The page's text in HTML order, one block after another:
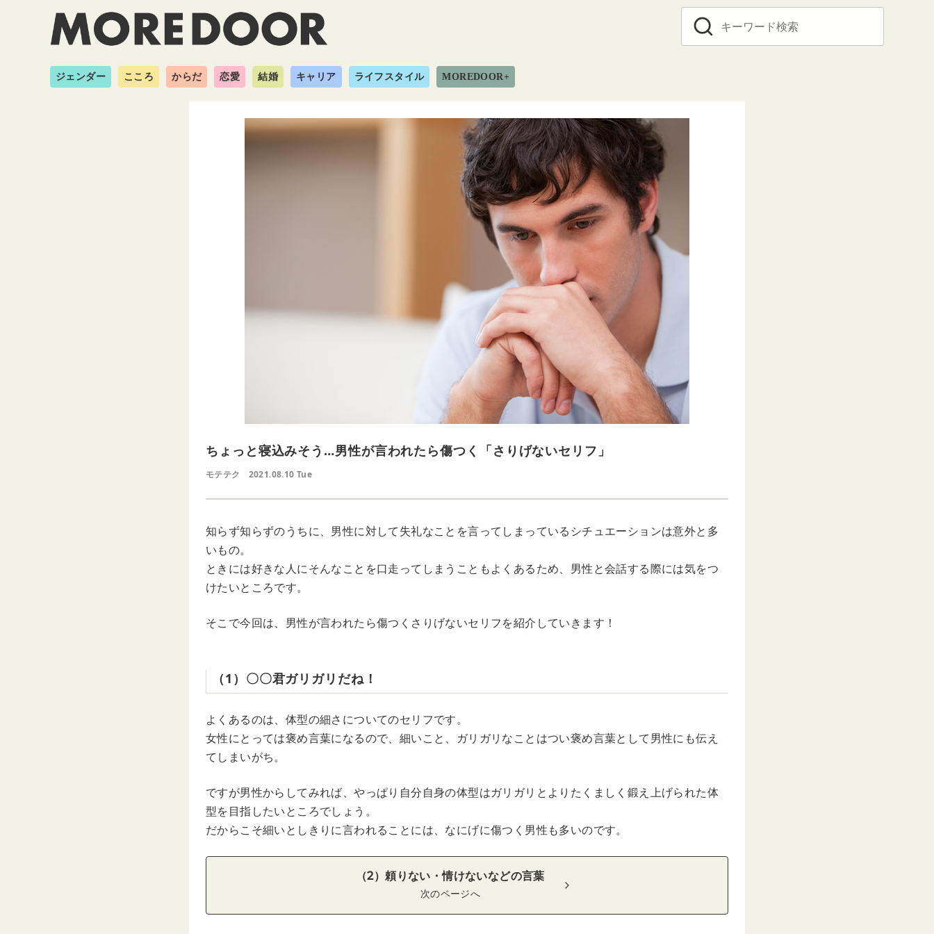
ジェンダー こころ からだ 恋愛 結婚 キャリア ライフスタイル MOREDOOR+
ちょっと寝込みそう…男性が言われたら傷つく「さりげないセリフ」
モテテク 2021.08.10 Tue
知らず知らずのうちに、男性に対して失礼なことを言ってしまっているシチュエーションは意外と多
いもの。
ときには好きな人にそんなことを口走ってしまうこともよくあるため、男性と会話する際には気をつ
けたいところです。
そこで今回は、男性が言われたら傷つくさりげないセリフを紹介していきます！
（1）〇〇君ガリガリだね！
よくあるのは、体型の細さについてのセリフです。
女性にとっては褒め言葉になるので、細いこと、ガリガリなことはつい褒め言葉として男性にも伝え
てしまいがち。
ですが男性からしてみれば、やっぱり自分自身の体型はガリガリとよりたくましく鍛え上げられた体
型を目指したいところでしょう。
だからこそ細いとしきりに言われることには、なにげに傷つく男性も多いのです。
（2）頼りない・情けないなどの言葉
次のページへ